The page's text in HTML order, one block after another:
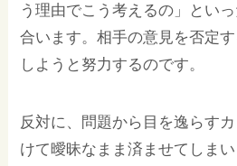
う理由でこう考えるの」とい
合います。相手の意見を否定
しようと努力するのです。
反対に、問題から目を逸らす
けて曖昧なまま済ませてしま